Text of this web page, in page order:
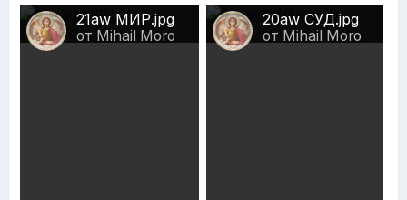
21aw МИР.jpg
от Mihail Moro
20aw СУД.jpg
от Mihail Moro